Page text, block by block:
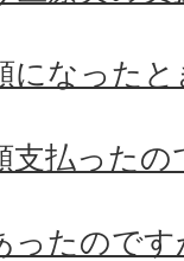
になったと
支払った
ったので